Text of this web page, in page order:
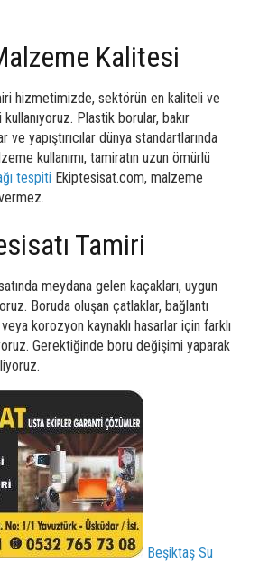
Kalitesi
hizmetimizde, sektörün en kaliteli ve
kullanıyoruz. Plastik borular, bakır
ve yapıştırıcılar dünya standartlarında
kullanımı, tamiratın uzun ömürlü
tespiti Ekiptesisat.com, malzeme
Tamiri
meydana gelen kaçakları, uygun
Boruda oluşan çatlaklar, bağlantı
veya korozyon kaynaklı hasarlar için farklı
Gerektiğinde boru değişimi yaparak
Beşiktaş Su